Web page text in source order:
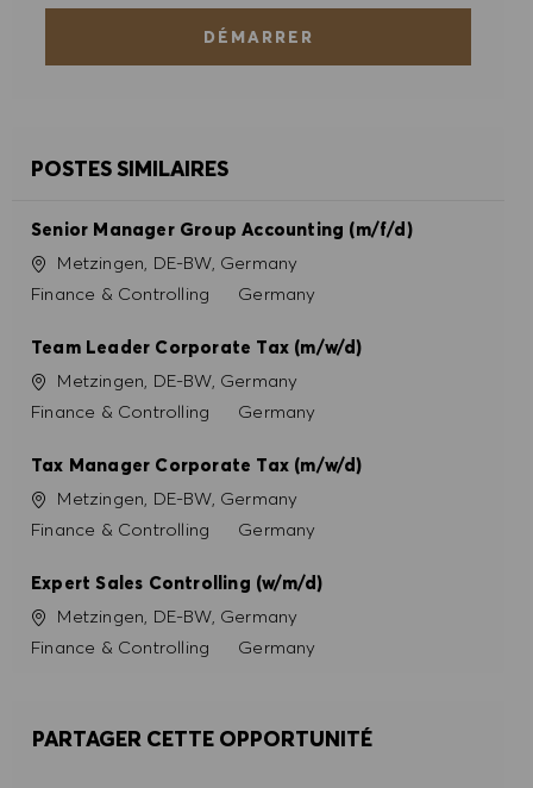
DÉMARRER
POSTES SIMILAIRES
Senior Manager Group Accounting (m/f/d)
SiteMetzingen, DE-BW, Germany
Catégorie
Finance & Controlling Germany
Team Leader Corporate Tax (m/w/d)
SiteMetzingen, DE-BW, Germany
Catégorie
Finance & Controlling Germany
Tax Manager Corporate Tax (m/w/d)
SiteMetzingen, DE-BW, Germany
Catégorie
Finance & Controlling Germany
Expert Sales Controlling (w/m/d)
SiteMetzingen, DE-BW, Germany
Catégorie
Finance & Controlling Germany
PARTAGER CETTE OPPORTUNITÉ